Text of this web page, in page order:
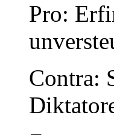
Pro:
Contra: